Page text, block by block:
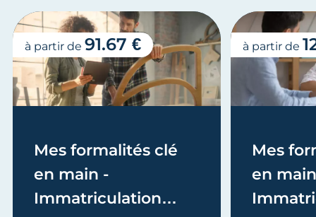
Mes formalités clé
en main -
Immatriculation
à partir de 91.67 €
Mes
en
à partir de